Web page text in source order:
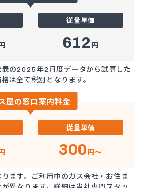
従量単価
612 円
の2025年2月度データから試算した
は全て税別となります。
屋の窓口案内料金
従量単価
300円～
ます。ご利用中のガス会社・お住ま